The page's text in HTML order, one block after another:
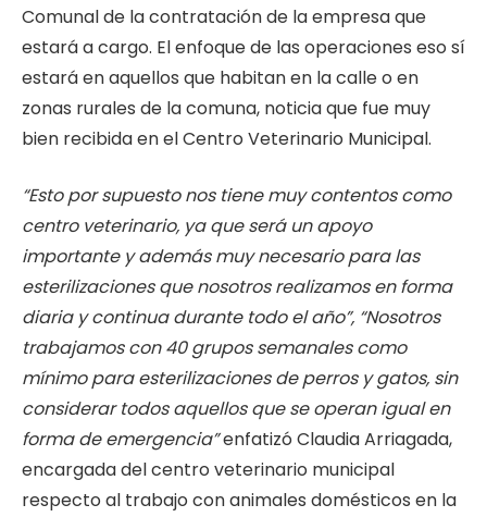
Comunal de la contratación de la empresa que
estará a cargo. El enfoque de las operaciones eso sí
estará en aquellos que habitan en la calle o en
zonas rurales de la comuna, noticia que fue muy
bien recibida en el Centro Veterinario Municipal.
“Esto por supuesto nos tiene muy contentos como
centro veterinario, ya que será un apoyo
importante y además muy necesario para las
esterilizaciones que nosotros realizamos en forma
diaria y continua durante todo el año”, “Nosotros
trabajamos con 40 grupos semanales como
mínimo para esterilizaciones de perros y gatos, sin
considerar todos aquellos que se operan igual en
forma de emergencia”enfatizó Claudia Arriagada,
encargada del centro veterinario municipal
respecto al trabajo con animales domésticos en la